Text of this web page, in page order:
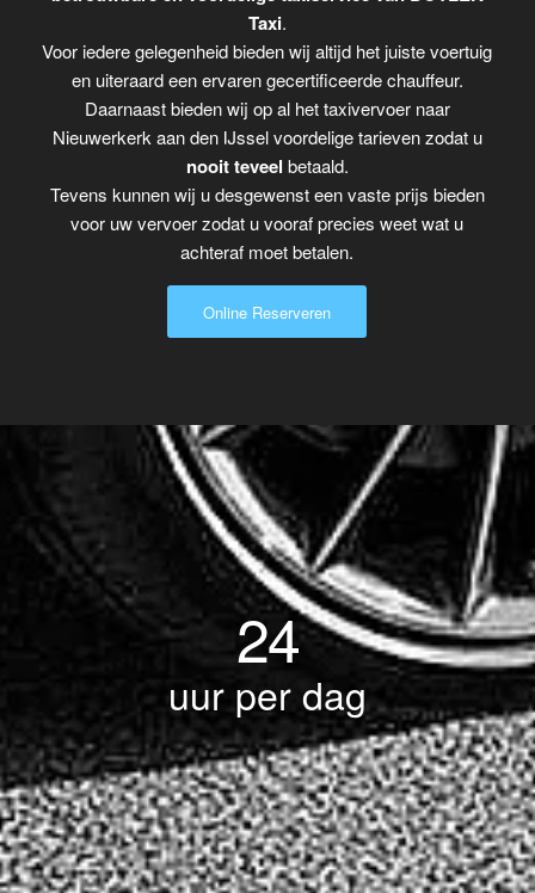
Taxi.
Voor iedere gelegenheid bieden wij altijd het juiste voertuig
en uiteraard een ervaren gecertificeerde chauffeur.
Daarnaast bieden wij op al het taxivervoer naar
Nieuwerkerk aan den IJssel voordelige tarieven zodat u
nooit teveel betaald.
Tevens kunnen wij u desgewenst een vaste prijs bieden
voor uw vervoer zodat u vooraf precies weet wat u
achteraf moet betalen.
Online Reserveren
24
uur per dag